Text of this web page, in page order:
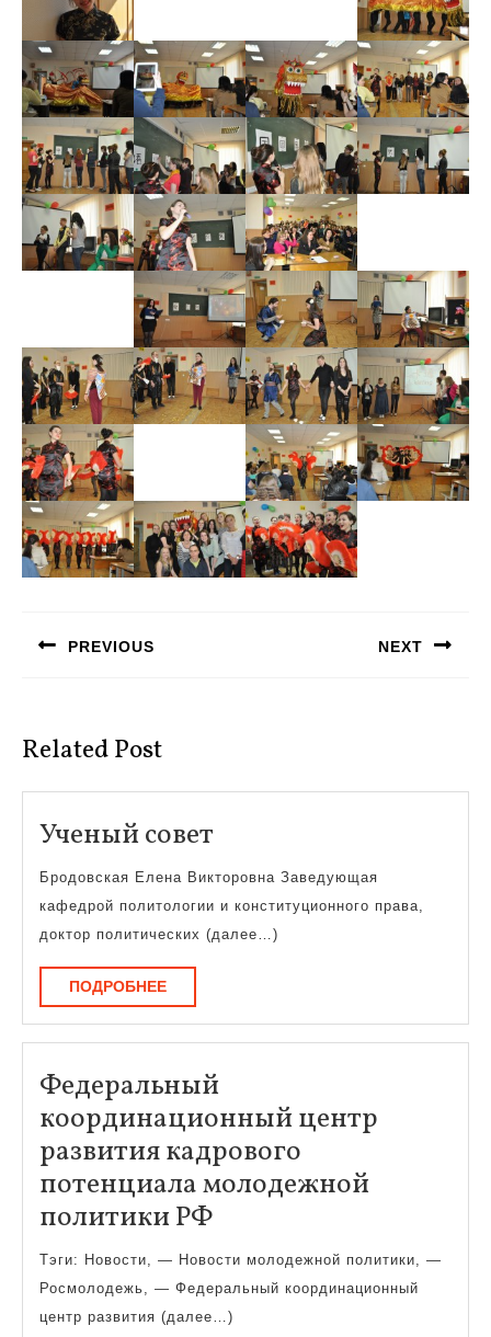
записям
PREVIOUS NEXT
Related Post
Ученый совет
совет
Бродовская Елена Викторовна Заведующая
кафедрой политологии и конституционного права,
доктор политических (далее…)
ПОДРОБНЕЕПОДРОБНЕЕ
Федеральный
координационный центр
развития кадрового
потенциала молодежной
политики РФФедеральный
координационный
центр
развития
Тэги: Новости, — Новости молодежной политики, —
Росмолодежь, — Федеральный координационный
центр развития (далее…)